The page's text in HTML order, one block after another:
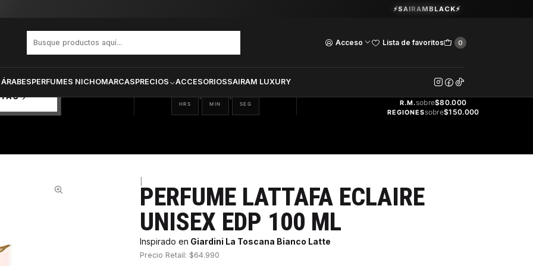
Acceso Lista de favoritos 0
PERFUMES NICHOMARCASPRECIOS ACCESORIOSSAIRAM LUXURY
Guardia Vieja 202. Oficina 102.Ver Horarios
⚡SAIRAMBLACK⚡
UNISEX EDP 100 ML
01
HRS
: 59
MIN
: 13
SEG
GRATIS
R.M.sobre$80.000
REGIONESsobre$150.000
PERFUME LATTAFA ECLAIRE
UNISEX EDP 100 ML
Inspirado en Giardini La Toscana Bianco Latte
Precio Retail: $64.990